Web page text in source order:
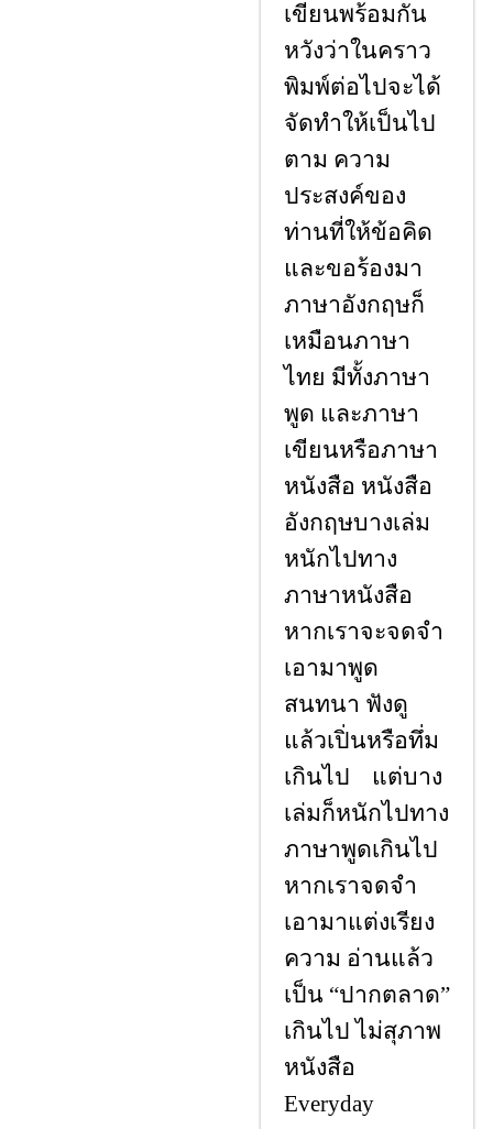
เขียนพร้อมกัน
หวังว่าในคราว
พิมพ์ต่อไปจะได้
จัดทําให้เป็นไป
ตาม ความ
ประสงค์ของ
ท่านที่ให้ข้อคิด
และขอร้องมา
ภาษาอังกฤษก็
เหมือนภาษา
ไทย มีทั้งภาษา
พูด และภาษา
เขียนหรือภาษา
หนังสือ หนังสือ
อังกฤษบางเล่ม
หนักไปทาง
ภาษาหนังสือ
หากเราจะจดจํา
เอามาพูด
สนทนา ฟังดู
แล้วเปิ่นหรือทึ่ม
เกินไป แต่บาง
เล่มก็หนักไปทาง
ภาษาพูดเกินไป
หากเราจดจํา
เอามาแต่งเรียง
ความ อ่านแล้ว
เป็น “ปากตลาด”
เกินไป ไม่สุภาพ
หนังสือ
Everyday